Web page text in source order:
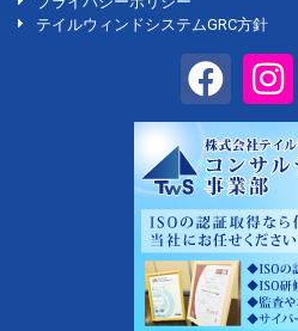
テイルウィンドシステムGRC方針